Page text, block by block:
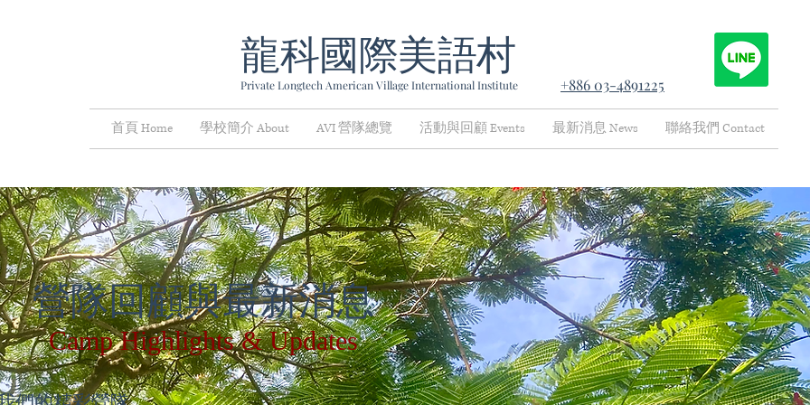
龍科國際美語村
Private Longtech American Village International Institute +886 03-4891225
首頁 Home 學校簡介 About AVI 營隊總覽 活動與回顧 Events 最新消息 News 聯絡我們 Contact
營隊回顧與最新消息
Camp Highlights & Updates